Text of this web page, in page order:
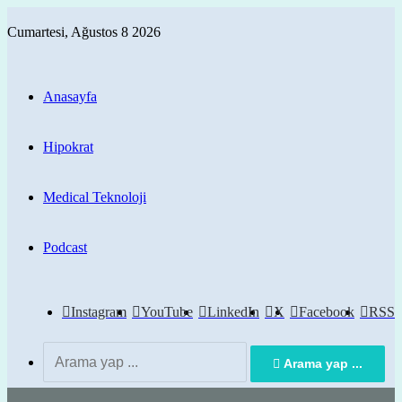
Cumartesi, Ağustos 8 2026
Anasayfa
Hipokrat
Medical Teknoloji
Podcast
RSS
Facebook
X
LinkedIn
YouTube
Instagram
Arama yap ...